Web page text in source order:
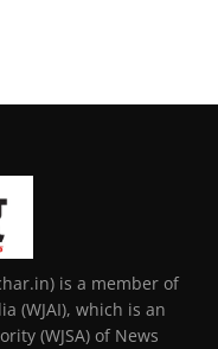
is a member of
(WJAI), which is an
(WJSA) of News